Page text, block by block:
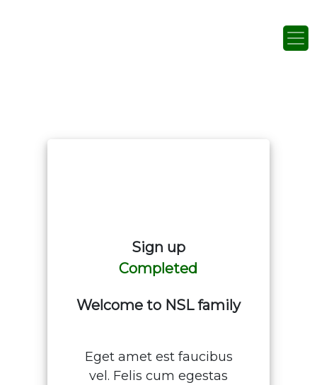
Sign up
Completed
Welcome to NSL family
Eget amet est faucibus
vel. Felis cum egestas